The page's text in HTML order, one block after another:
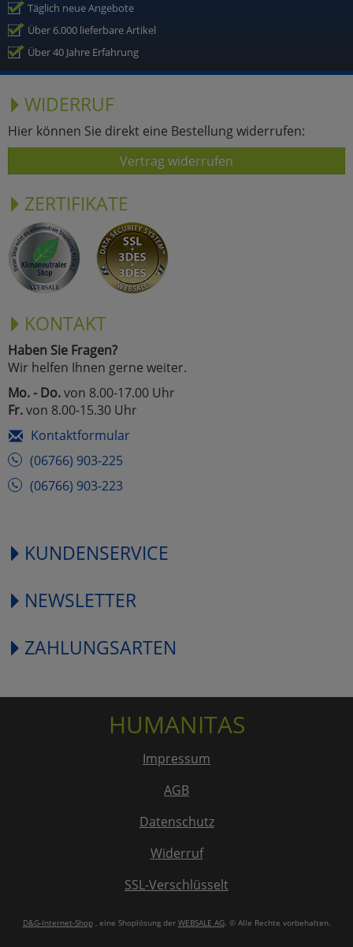
Täglich neue Angebote
Über 6.000 lieferbare Artikel
Über 40 Jahre Erfahrung
WIDERRUF
Hier können Sie direkt eine Bestellung widerrufen:
Vertrag widerrufen
ZERTIFIKATE
KONTAKT
Haben Sie Fragen?
Wir helfen Ihnen gerne weiter.
Mo. - Do.von 8.00-17.00 Uhr
Fr.von 8.00-15.30 Uhr
Kontaktformular
(06766) 903-225
(06766) 903-223
KUNDENSERVICE
NEWSLETTER
ZAHLUNGSARTEN
HUMANITAS
Impressum
AGB
Datenschutz
Widerruf
SSL-Verschlüsselt
D&G-Internet-Shop, eine Shoplösung der WEBSALE AG. © Alle Rechte vorbehalten.